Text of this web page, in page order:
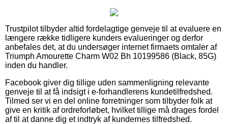
Trustpilot tilbyder altid fordelagtige genveje til at evaluere en
længere række tidligere kunders evalueringer og derfor
anbefales det, at du undersøger internet firmaets omtaler af
Triumph Amourette Charm W02 Bh 10199586 (Black, 85G)
inden du handler.
Facebook giver dig tillige uden sammenligning relevante
genveje til at få indsigt i e-forhandlerens kundetilfredshed.
Tilmed ser vi en del online forretninger som tilbyder folk at
give en kritik af ordreforløbet, hvilket tillige må drages fordel
af til at danne dig et indtryk af kundernes tilfredshed.